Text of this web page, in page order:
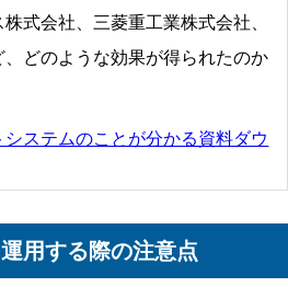
式会社、三菱重工業株式会社、
どのような効果が得られたのか
ステムのことが分かる資料ダウ
用する際の注意点